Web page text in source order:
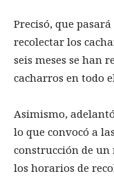
Precisó, que
recolectar los
seis meses se han
cacharros en todo
Asimismo,
lo que convocó a
construcción de
los horarios de